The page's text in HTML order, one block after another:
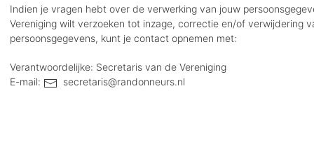
Indien je vragen hebt over de verwerking van jouw
Vereniging wilt verzoeken tot inzage, correctie en/of verwijdering
persoonsgegevens, kunt je contact opnemen met:
Verantwoordelijke: Secretaris van de Vereniging
E-mail:
secretaris@randonneurs.nl